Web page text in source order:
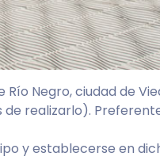
Negro, ciudad de
de realizarlo).
y establecerse en